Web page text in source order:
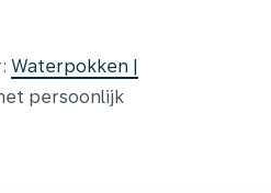
Waterpokken |
persoonlijk